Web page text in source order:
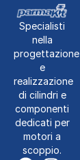
Specialisti
nella
progettazione
e
realizzazione
di cilindri e
componenti
dedicati per
motori a
scoppio.